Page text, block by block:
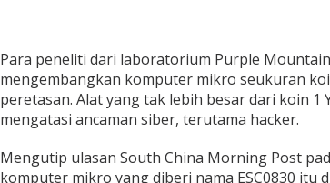
H
a
c
k
e
B
Para peneliti dari laboratorium Purple
mengembangkan komputer mikro seukuran
peretasan. Alat yang tak lebih besar dari koin 1
mengatasi ancaman siber, terutama hacker.
Mengutip ulasan South China Morning Post
komputer mikro yang diberi nama ESC0830 itu